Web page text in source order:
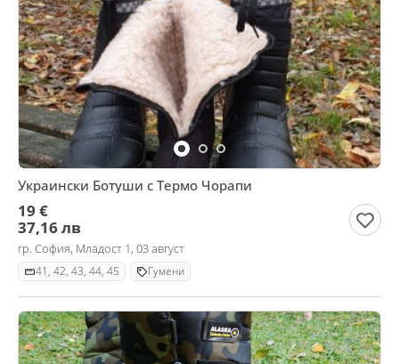
Украински Ботуши с Термо Чорапи
19 €
37,16 лв
гр. София, Младост 1, 03 август
41, 42, 43, 44, 45 Гумени